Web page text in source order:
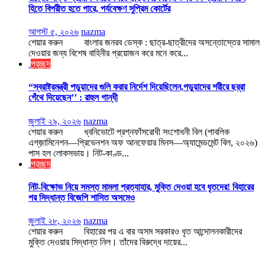
হিতে বিপরীত হতে পারে, পর্যবেক্ষণ সুপ্রিম কোর্টের
আগস্ট ৫, ২০২৬ nazma
শেয়ার করুন বাংলার জনরব ডেস্ক : ছাত্র-ছাত্রীদের অসন্তোস্তের সামাল
দেওয়ার জন্য বিশেষ বাহিনীর প্রয়োজন করে মনে করে...
প্রচ্ছদ
“স্বরাষ্ট্রমন্ত্রী পড়ুয়াদের গুলি করার নির্দেশ দিয়েছিলেন,পড়ুয়াদের শরীরে ছর্‌রা
গেঁথে দিয়েছেন’’ : রাহুল গান্ধী
জুলাই ২৯, ২০২৬ nazma
শেয়ার করুন ধ্বনিভোটে প্রশ্নফাঁসরোধী সংশোধনী বিল (পাবলিক
এগ্‌জ়ামিনেশন—প্রিভেনশন অফ আনফেয়ার মিনস—অ্যামেন্ডমেন্ট বিল, ২০২৬)
পাস হল লোকসভায়। নিট-কাণ্ড...
প্রচ্ছদ
নিট-বিক্ষোভ নিয়ে সমস্ত মামলা প্রত্যাহার, মুক্তি দেওয়া হবে ধৃতদের! বিহারের
পর সিদ্ধান্ত বিজেপি শাসিত অসমেও
জুলাই ২৮, ২০২৬ nazma
শেয়ার করুন বিহারের পর এ বার অসম সরকারও ধৃত আন্দোলনকারীদের
মুক্তি দেওয়ার সিদ্ধান্ত নিল। তাঁদের বিরুদ্ধে দায়ের...